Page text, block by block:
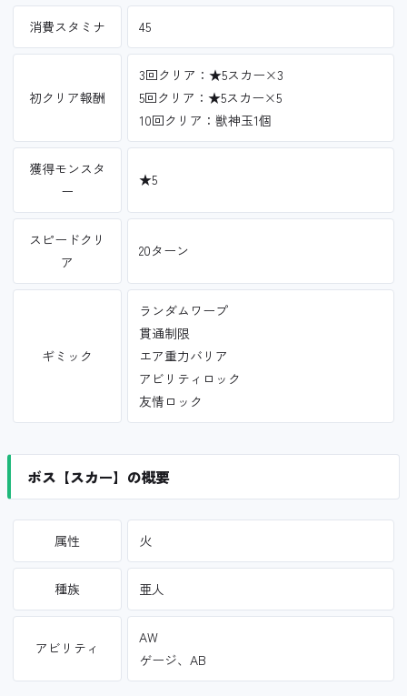
消費スタミナ 45
初クリア報酬
3回クリア：★5スカー×3
5回クリア：★5スカー×5
10回クリア：獣神玉1個
獲得モンスタ
ー
★5
スピードクリ
ア
20ターン
ギミック
ランダムワープ
貫通制限
エア重力バリア
アビリティロック
友情ロック
ボス【スカー】の概要
属性 火
種族 亜人
アビリティ
AW
ゲージ、AB